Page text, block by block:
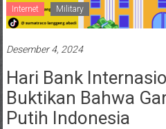
Internet Military
Desember 4, 2024
Hari Bank
Buktikan Bahwa
Putih Indonesia